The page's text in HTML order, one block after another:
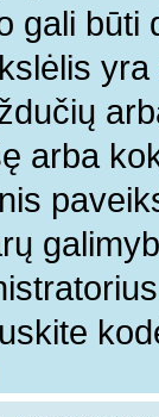
gali būti
arba